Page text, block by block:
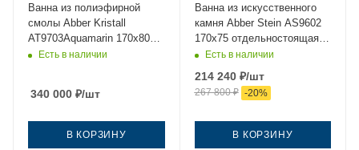
Ванна из полиэфирной
смолы Abber Kristall
AT9703Aquamarin 170х80
отдельностоящая овальная
Есть в наличии
340 000 ₽/шт
В КОРЗИНУ
Ванна из искусственного
камня Abber Stein AS9602
170х75 отдельностоящая
прямоугольная с ножками
Есть в наличии
214 240₽/шт
267 800₽ -20%
В КОРЗИНУ